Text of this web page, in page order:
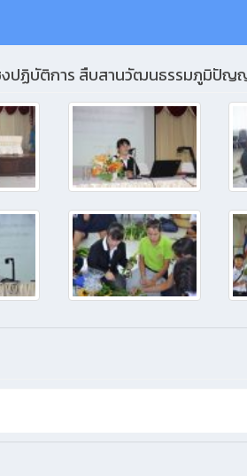
งปฏิบัติการ สืบสานวัฒนธรรมภูมิปัญ